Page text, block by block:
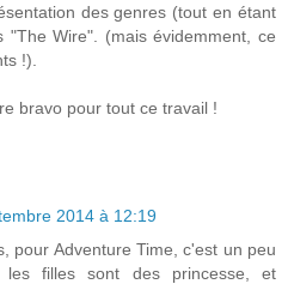
des genres (tout en étant
"The Wire". (mais évidemment, ce
!).
bravo pour tout ce travail !
2014 à 12:19
pour Adventure Time, c'est un peu
les filles sont des princesse, et